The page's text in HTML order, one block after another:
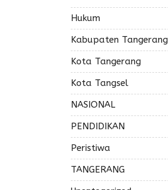
Hukum
Kabupaten Tangerang
Kota Tangerang
Kota Tangsel
NASIONAL
PENDIDIKAN
Peristiwa
TANGERANG